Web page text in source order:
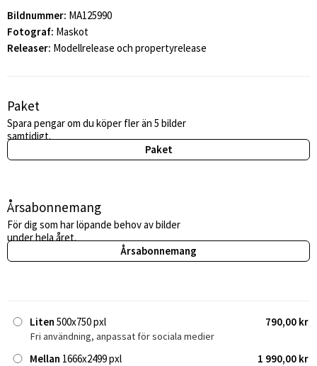
Bildnummer: MA125990
Fotograf: Maskot
Releaser: Modellrelease och propertyrelease
Paket
Spara pengar om du köper fler än 5 bilder
samtidigt.
Paket
Årsabonnemang
För dig som har löpande behov av bilder
under hela året.
Årsabonnemang
Liten 500x750 pxl 790,00 kr
Fri användning, anpassat för sociala medier
Mellan 1666x2499 pxl 1 990,00 kr